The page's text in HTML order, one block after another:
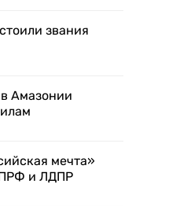
звания
Амазонии
мечта»
и ЛДПР